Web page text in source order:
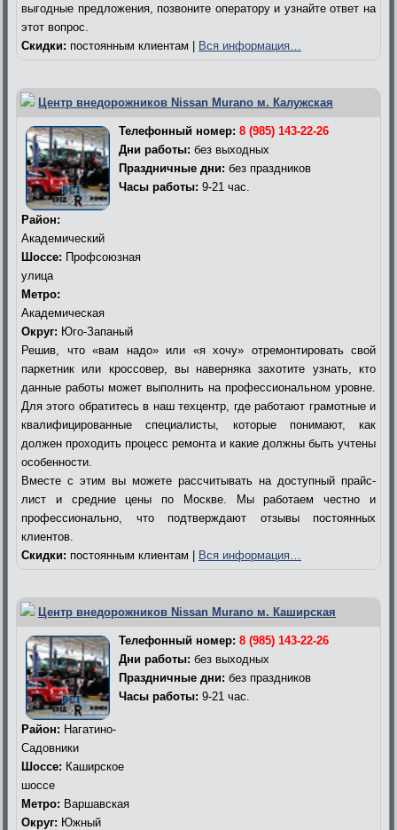
выгодные предложения, позвоните оператору и узнайте ответ на
этот вопрос.
Скидки: постоянным клиентам | Вся информация…
Центр внедорожников Nissan Murano м. Калужская
Телефонный номер: 8 (985) 143-22-26
Дни работы: без выходных
Праздничные дни: без праздников
Часы работы: 9-21 час.
Район:
Академический
Шоссе: Профсоюзная
улица
Метро:
Академическая
Округ: Юго-Запаный
Решив, что «вам надо» или «я хочу» отремонтировать свой
паркетник или кроссовер, вы наверняка захотите узнать, кто
данные работы может выполнить на профессиональном уровне.
Для этого обратитесь в наш техцентр, где работают грамотные и
квалифицированные специалисты, которые понимают, как
должен проходить процесс ремонта и какие должны быть учтены
особенности.
Вместе с этим вы можете рассчитывать на доступный прайс-
лист и средние цены по Москве. Мы работаем честно и
профессионально, что подтверждают отзывы постоянных
клиентов.
Скидки: постоянным клиентам | Вся информация…
Центр внедорожников Nissan Murano м. Каширская
Телефонный номер: 8 (985) 143-22-26
Дни работы: без выходных
Праздничные дни: без праздников
Часы работы: 9-21 час.
Район: Нагатино-
Садовники
Шоссе: Каширское
шоссе
Метро: Варшавская
Округ: Южный